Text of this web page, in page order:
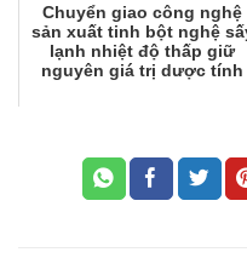
Chuyển giao công nghệ
sản xuất tinh bột nghệ
lạnh nhiệt độ thấp giữ
nguyên giá trị dược tính